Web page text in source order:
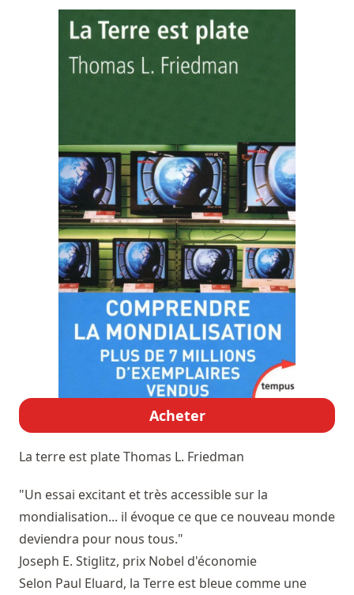
Acheter
La terre est plateThomas L. Friedman
"Un essai excitant et très accessible sur la
mondialisation... il évoque ce que ce nouveau monde
deviendra pour nous tous."
Joseph E. Stiglitz, prix Nobel d'économie
Selon Paul Eluard, la Terre est bleue comme une